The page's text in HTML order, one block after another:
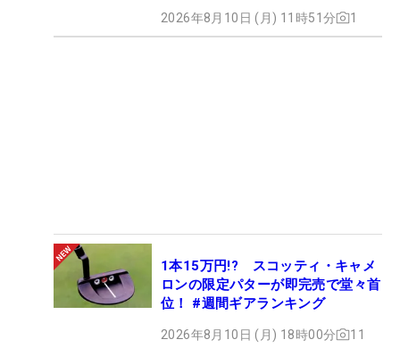
2026年8月10日 (月) 11時51分 1
1本15万円!? スコッティ・キャメ
ロンの限定パターが即完売で堂々首
位！ #週間ギアランキング
2026年8月10日 (月) 18時00分 11